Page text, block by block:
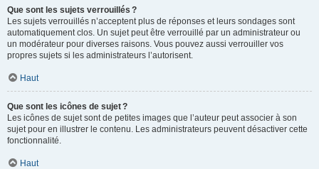
Que sont les sujets verrouillés ?
Les sujets verrouillés n’acceptent plus de réponses et leurs sondages sont
automatiquement clos. Un sujet peut être verrouillé par un administrateur ou
un modérateur pour diverses raisons. Vous pouvez aussi verrouiller vos
propres sujets si les administrateurs l’autorisent.
Haut
Que sont les icônes de sujet ?
Les icônes de sujet sont de petites images que l’auteur peut associer à son
sujet pour en illustrer le contenu. Les administrateurs peuvent désactiver cette
fonctionnalité.
Haut